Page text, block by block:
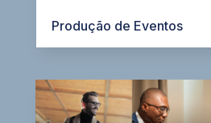
Produção de Eventos